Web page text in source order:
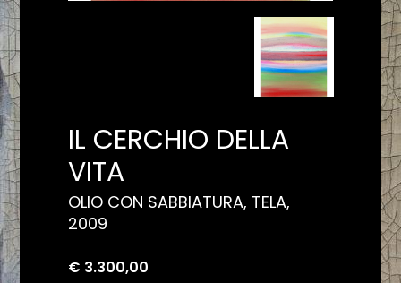
IL CERCHIO DELLA
VITA
OLIO CON SABBIATURA, TELA,
2009
€ 3.300,00